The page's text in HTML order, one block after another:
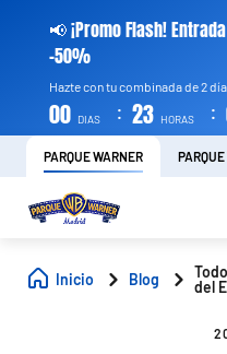
📢 ¡Promo Flash!
-50%
Hazte con tu combinada de 2
00 DIAS : 23 HORAS :
PARQUE WARNER
Inicio Blog
del